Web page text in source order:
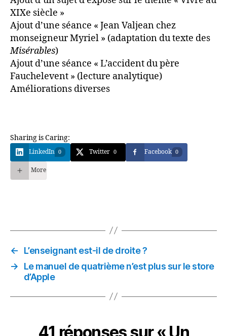
XIXe siècle »
Ajout d’une séance « Jean Valjean chez
monseigneur Myriel » (adaptation du texte des
Misérables)
Ajout d’une séance « L’accident du père
Fauchelevent » (lecture analytique)
Améliorations diverses
Sharing is Caring:
LinkedIn 0 Twitter 0 Facebook 0
More
←
L’enseignant est-il de droite ?
→
Le manuel de quatrième n’est plus sur le store
d’Apple
41 réponses sur « Un